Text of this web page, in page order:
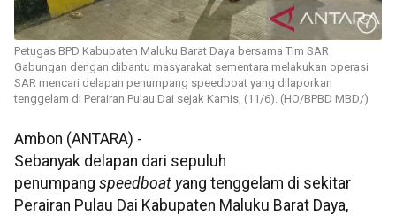
Petugas BPD Kabupaten Maluku Barat Daya bersama Tim SAR
Gabungan dengan dibantu masyarakat sementara melakukan operasi
SAR mencari delapan penumpang speedboat yang dilaporkan
tenggelam di Perairan Pulau Dai sejak Kamis, (11/6). (HO/BPBD MBD/)
Ambon (ANTARA) -
Sebanyak delapan dari sepuluh
penumpang speedboat yang tenggelam di sekitar
Perairan Pulau Dai Kabupaten Maluku Barat Daya,